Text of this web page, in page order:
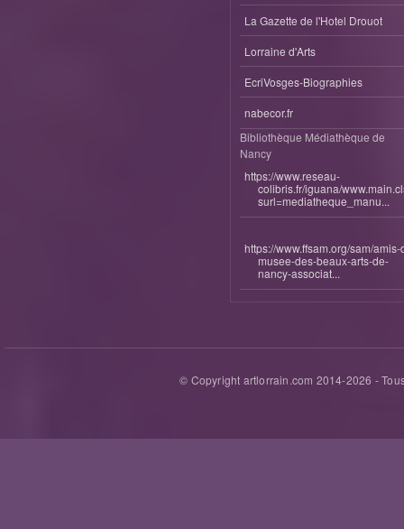
La Gazette de l'Hotel Drouot
Lorraine d'Arts
EcriVosges-Biographies
nabecor.fr
Bibliothèque Médiathèque de
Nancy
https://www.reseau-
colibris.fr/iguana/
surl=mediatheque_manu...
https://www.ffsam.org/sam/amis-
musee-des-beaux-arts-de-
nancy-associat...
© Copyright artlorrain.com 2014-2026 -